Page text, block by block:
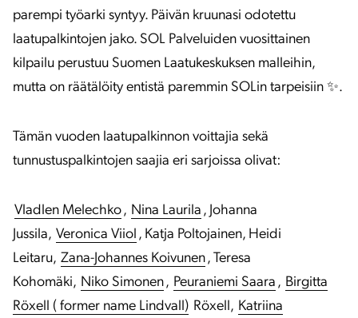
parempi työarki syntyy. Päivän kruunasi odotettu
laatupalkintojen jako. SOL Palveluiden vuosittainen
kilpailu perustuu Suomen Laatukeskuksen malleihin,
mutta on räätälöity entistä paremmin SOLin tarpeisiin ✨.
Tämän vuoden laatupalkinnon voittajia sekä
tunnustuspalkintojen saajia eri sarjoissa olivat:
Vladlen Melechko, Nina Laurila , Johanna
Jussila, Veronica Viiol , Katja Poltojainen, Heidi
Leitaru, Zana-Johannes Koivunen, Teresa
Kohomäki, Niko Simonen, Peuraniemi Saara , Birgitta
Röxell ( former name Lindvall) Röxell, Katriina